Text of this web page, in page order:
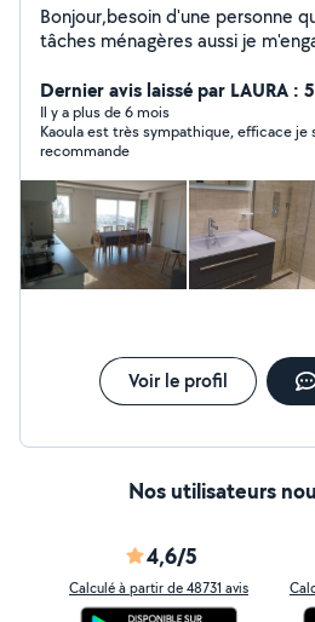
Bonjour,besoin d'une personne
tâches ménagères aussi je
prendre des initiatives,aussi
je suis diplômée avec 7 ans
Dernier avis laissé par LAURA :
Il y a plus de 6 mois
Kaoula est très sympathique, efficace
recommande
Voir le profil
Nos utilisateurs
4,6/5
Calculé à partir de 48731 avis